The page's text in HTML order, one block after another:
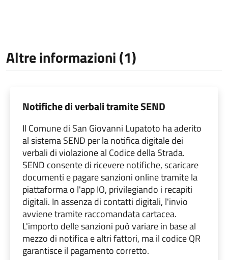
Altre informazioni (1)
Notifiche di verbali tramite SEND
Il Comune di San Giovanni Lupatoto ha aderito
al sistema SEND per la notifica digitale dei
verbali di violazione al Codice della Strada.
SEND consente di ricevere notifiche, scaricare
documenti e pagare sanzioni online tramite la
piattaforma o l'app IO, privilegiando i recapiti
digitali. In assenza di contatti digitali, l'invio
avviene tramite raccomandata cartacea.
L'importo delle sanzioni può variare in base al
mezzo di notifica e altri fattori, ma il codice QR
garantisce il pagamento corretto.